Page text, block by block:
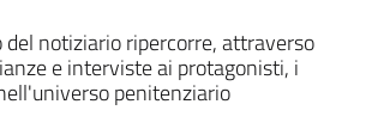
del notiziario ripercorre, attraverso
e interviste ai protagonisti, i
penitenziario